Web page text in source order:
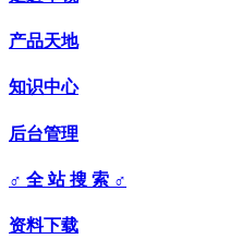
产品天地
知识中心
后台管理
♂ 全 站 搜 索 ♂
资料下载